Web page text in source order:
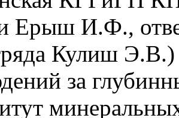
Ерыш И.Ф.,
Кулиш
за